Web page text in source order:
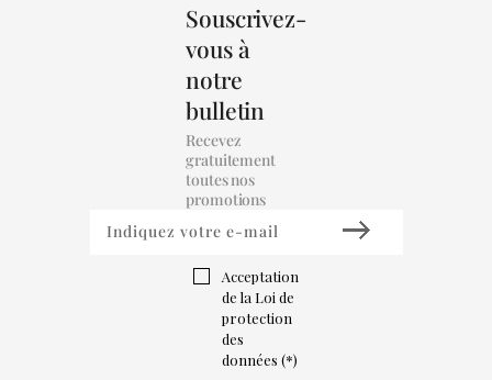
Souscrivez-
vous à
notre
bulletin
Recevez
gratuitement
toutes nos
promotions
Acceptation
de la Loi de
protection
des
données (*)